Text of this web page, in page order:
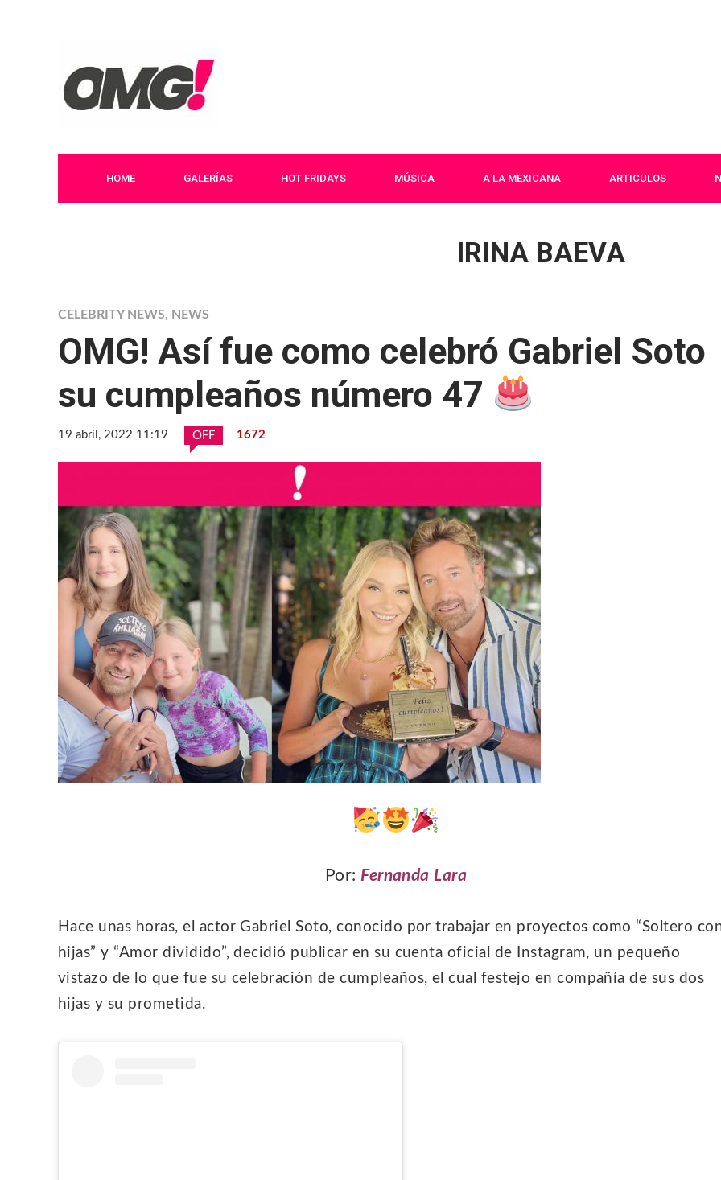
HOME GALERÍAS HOT FRIDAYS MÚSICA A LA MEXICANA ARTICULOS
IRINA BAEVA
CELEBRITY NEWS, NEWS
OMG! Así fue como celebró Gabriel Soto
su cumpleaños número 47
19 abril, 2022 11:19 OFF 1672
Por: Fernanda Lara
Hace unas horas, el actor Gabriel Soto, conocido por trabajar en proyectos como “Soltero
hijas” y “Amor dividido”, decidió publicar en su cuenta oficial de Instagram, un pequeño
vistazo de lo que fue su celebración de cumpleaños, el cual festejo en compañía de sus dos
hijas y su prometida.